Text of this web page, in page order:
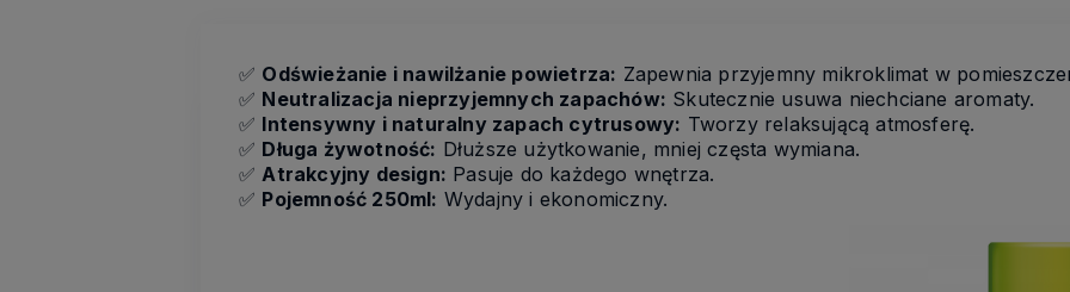
✅ Odświeżanie i nawilżanie powietrza: Zapewnia przyjemny mikroklimat w
✅ Neutralizacja nieprzyjemnych zapachów: Skutecznie usuwa niechciane aromaty.
✅ Intensywny i naturalny zapach cytrusowy: Tworzy relaksującą atmosferę.
✅ Długa żywotność: Dłuższe użytkowanie, mniej częsta wymiana.
✅ Atrakcyjny design: Pasuje do każdego wnętrza.
✅ Pojemność 250ml: Wydajny i ekonomiczny.